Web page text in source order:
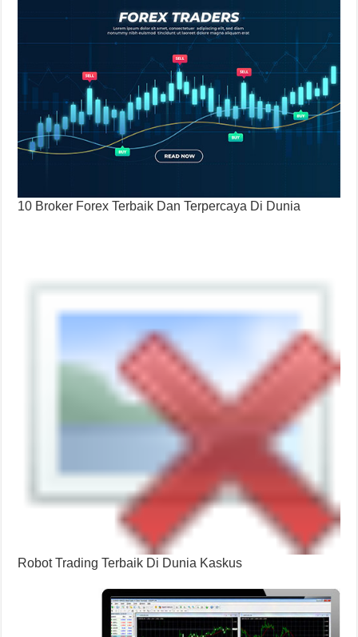
10 Broker Forex Terbaik Dan Terpercaya Di Dunia
Robot Trading Terbaik Di Dunia Kaskus